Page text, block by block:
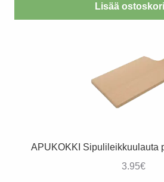
Lisää
APUKOKKI Sipulileikkuulauta
3.95€